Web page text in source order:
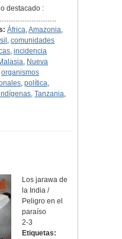
destacado :
África,Amazonia,
,comunidades
,incidencia
, Nueva
organismos
,política,
,Tanzania,
Los jarawa de
la India /
Peligro en el
paraíso
2-3
Etiquetas: